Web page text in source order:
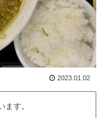
2023.01.02
す。